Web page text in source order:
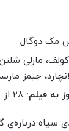
مک دوگال
مارلی
جیمز
به فیلم: ۲۸ از ۱۰۰
سیاه درباره‌ی